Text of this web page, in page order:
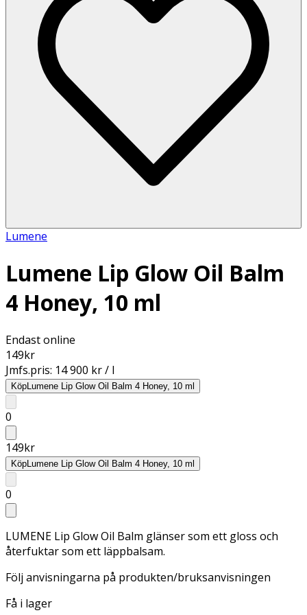
Lumene
Lumene Lip Glow Oil Balm
4 Honey, 10 ml
Endast online
149kr
Jmfs.pris: 14 900 kr / l
KöpLumene Lip Glow Oil Balm 4 Honey, 10 ml
0
149kr
KöpLumene Lip Glow Oil Balm 4 Honey, 10 ml
0
LUMENE Lip Glow Oil Balm glänser som ett gloss och
återfuktar som ett läppbalsam.
Följ anvisningarna på produkten/bruksanvisningen
Få i lager